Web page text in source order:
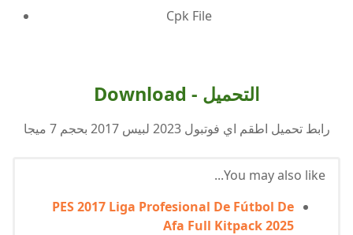
Cpk File
التحميل - Download
رابط تحميل اطقم اي فوتبول 2023 لبيس 2017 بحجم 7 ميجا
You may also like...
PES 2017 Liga Profesional De Fútbol De
Afa Full Kitpack 2025